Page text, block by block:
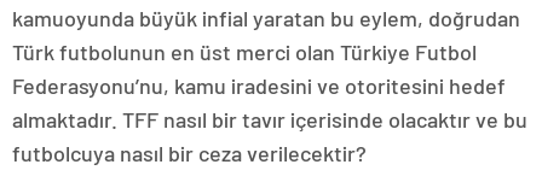
kamuoyunda büyük infial yaratan bu eylem, doğrudan
Türk futbolunun en üst merci olan Türkiye Futbol
Federasyonu’nu, kamu iradesini ve otoritesini hedef
almaktadır. TFF nasıl bir tavır içerisinde olacaktır ve bu
futbolcuya nasıl bir ceza verilecektir?